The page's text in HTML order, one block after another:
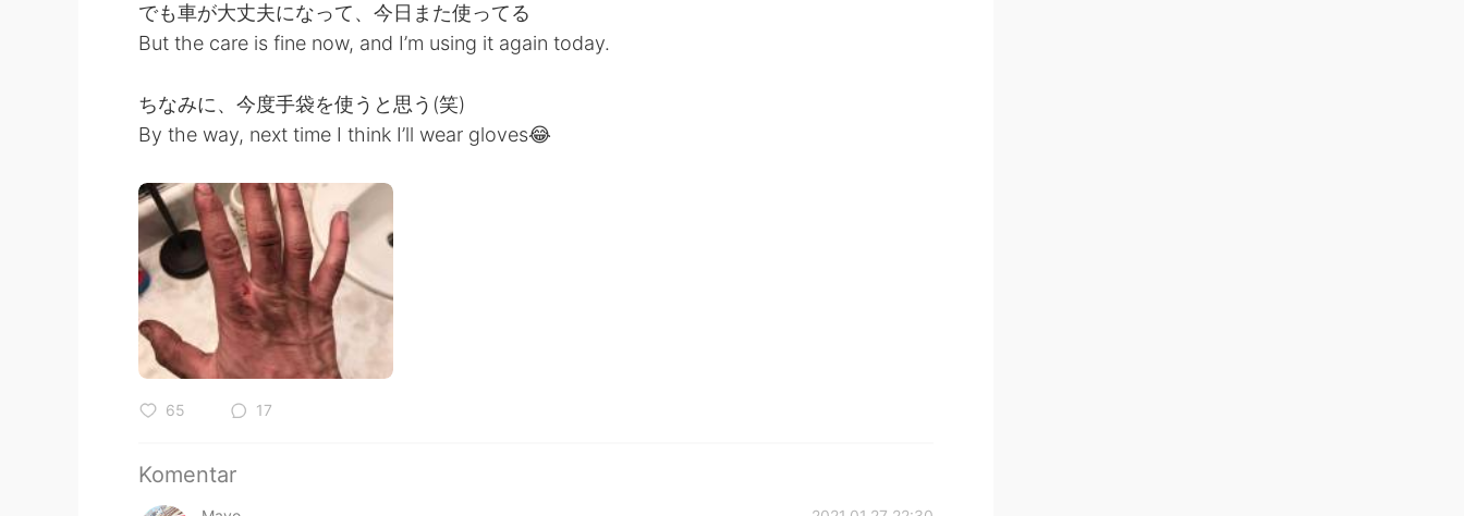
でも車が大丈夫になって、今日また使ってる
But the care is fine now, and I’m using it again today.
ちなみに、今度手袋を使うと思う(笑)
By the way, next time I think I’ll wear gloves😂
65 17
Komentar